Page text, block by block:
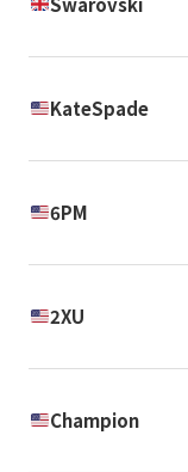
KateSpade
6PM
2XU
Champion